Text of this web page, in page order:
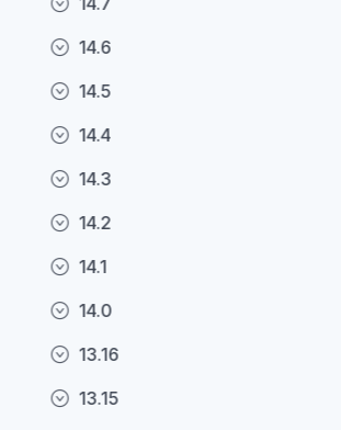
14.6
14.5
14.4
14.3
14.2
14.1
14.0
13.16
13.15